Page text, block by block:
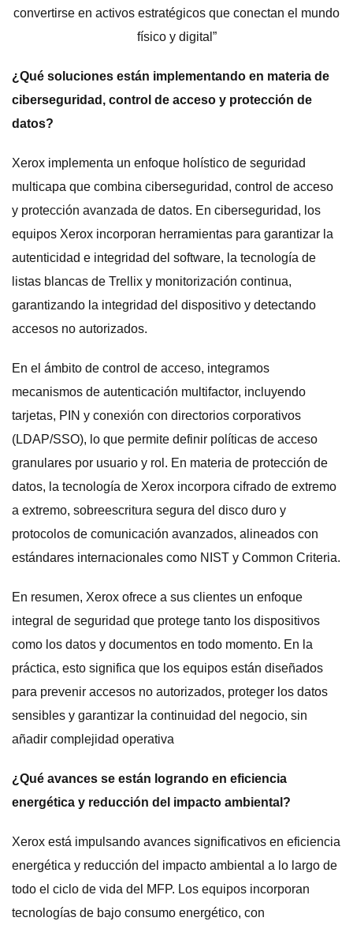
¿Qué soluciones están implementando en materia de
ciberseguridad, control de acceso y protección de
datos?
Xerox implementa un enfoque holístico de seguridad
multicapa que combina ciberseguridad, control de acceso
y protección avanzada de datos. En ciberseguridad, los
equipos Xerox incorporan herramientas para garantizar la
autenticidad e integridad del software, la tecnología de
listas blancas de Trellix y monitorización continua,
garantizando la integridad del dispositivo y detectando
accesos no autorizados.
En el ámbito de control de acceso, integramos
mecanismos de autenticación multifactor, incluyendo
tarjetas, PIN y conexión con directorios corporativos
(LDAP/SSO), lo que permite definir políticas de acceso
granulares por usuario y rol. En materia de protección de
datos, la tecnología de Xerox incorpora cifrado de extremo
a extremo, sobreescritura segura del disco duro y
protocolos de comunicación avanzados, alineados con
estándares internacionales como NIST y Common Criteria.
En resumen, Xerox ofrece a sus clientes un enfoque
integral de seguridad que protege tanto los dispositivos
como los datos y documentos en todo momento. En la
práctica, esto significa que los equipos están diseñados
para prevenir accesos no autorizados, proteger los datos
sensibles y garantizar la continuidad del negocio, sin
añadir complejidad operativa
¿Qué avances se están logrando en eficiencia
energética y reducción del impacto ambiental?
Xerox está impulsando avances significativos en eficiencia
energética y reducción del impacto ambiental a lo largo de
todo el ciclo de vida del MFP. Los equipos incorporan
tecnologías de bajo consumo energético, con